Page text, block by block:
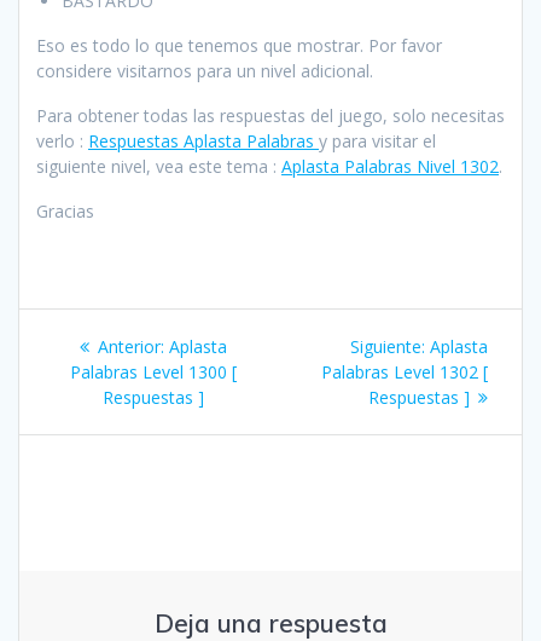
Eso es todo lo que tenemos que mostrar. Por favor
considere visitarnos para un nivel adicional.
Para obtener todas las respuestas del juego, solo necesitas
verlo : Respuestas Aplasta Palabras y para visitar el
siguiente nivel, vea este tema : Aplasta Palabras Nivel 1302.
Gracias
Navegación
entradas
Anterior: Entrada
anterior:
Aplasta
Palabras Level 1300 [
Respuestas ]
Siguiente: Siguiente
entrada:
Aplasta
Palabras Level 1302 [
Respuestas ]
Deja una respuesta